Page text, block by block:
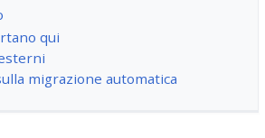
qui
migrazione automatica